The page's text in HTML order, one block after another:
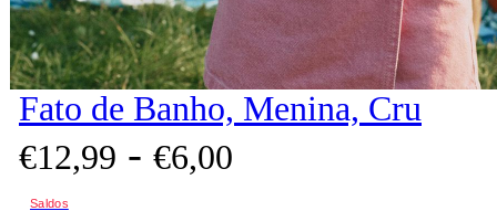
Fato de Banho, Menina, Cru
€12,99 - €6,00
Saldos